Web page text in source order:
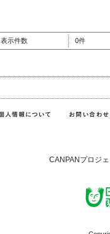
表示件数 0件
CANPANプロジ